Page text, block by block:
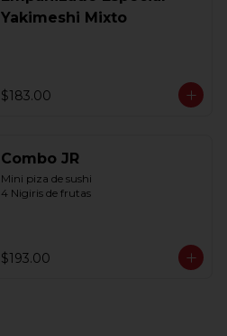
Yakimeshi Mixto
$183.00
Combo JR
Mini piza de sushi
4 Nigiris de frutas
$193.00